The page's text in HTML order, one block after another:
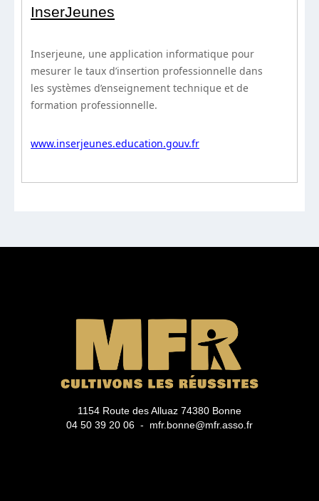
InserJeunes
Inserjeune, une application informatique pour
mesurer le taux d’insertion professionnelle dans
les systèmes d’enseignement technique et de
formation professionnelle.
www.inserjeunes.education.gouv.fr
1154 Route des Alluaz 74380 Bonne
04 50 39 20 06 - mfr.bonne@mfr.asso.fr